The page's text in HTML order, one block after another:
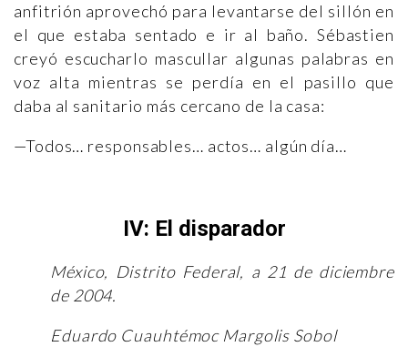
anfitrión aprovechó para levantarse del sillón en
el que estaba sentado e ir al baño. Sébastien
creyó escucharlo mascullar algunas palabras en
voz alta mientras se perdía en el pasillo que
daba al sanitario más cercano de la casa:
—Todos… responsables… actos… algún día…
IV: El disparador
México, Distrito Federal, a 21 de diciembre
de 2004.
Eduardo Cuauhtémoc Margolis Sobol